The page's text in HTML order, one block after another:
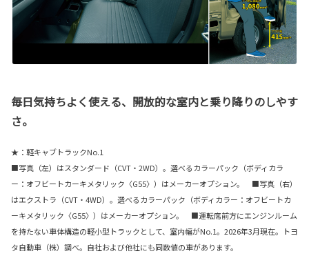
毎日気持ちよく使える、開放的な室内と乗り降りのしやす
さ。
★：軽キャブトラックNo.1
■写真（左）はスタンダード（CVT・2WD）。選べるカラーパック（ボディカラ
ー：オフビートカーキメタリック〈G55〉）はメーカーオプション。 ■写真（右）
はエクストラ（CVT・4WD）。選べるカラーパック（ボディカラー：オフビートカ
ーキメタリック〈G55〉）はメーカーオプション。 ■運転席前方にエンジンルーム
を持たない車体構造の軽小型トラックとして、室内幅がNo.1。2026年3月現在。トヨ
タ自動車（株）調べ。自社および他社にも同数値の車があります。